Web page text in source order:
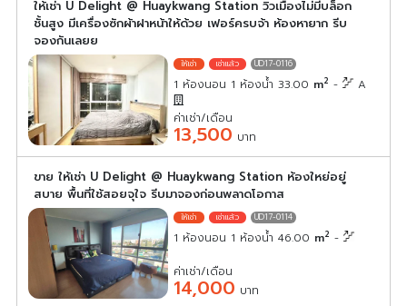
ให้เช่า U Delight @ Huaykwang Station วิวเมืองไม่มีบล็อก
ชั้นสูง มีเครื่องซักผ้าฝาหน้าให้ด้วย เฟอร์ครบจ้า ห้องหายาก รีบ
จองกันเลยย
UD17-0116
1 ห้องนอน 1 ห้องน้ำ 33.00 m2 - A
ค่าเช่า/เดือน
13,500 บาท
ขาย ให้เช่า U Delight @ Huaykwang Station ห้องใหย่อยู่
สบาย พื้นที่ใช้สอยจุใจ รีบมาจองก่อนพลาดโอกาส
UD17-0114
1 ห้องนอน 1 ห้องน้ำ 46.00 m2 -
ค่าเช่า/เดือน
14,000 บาท